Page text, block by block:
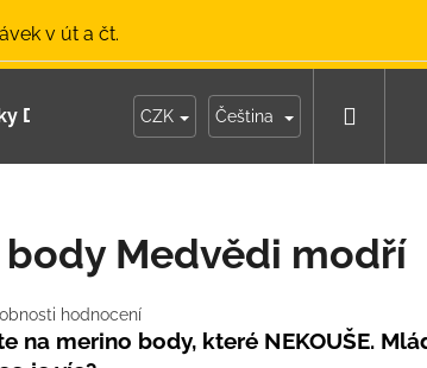
v út a čt.
Dupeťačky Moje objednávka
CZK Čeština
hodnocení
Medvědi modří
na merino body, které NEKOUŠE.